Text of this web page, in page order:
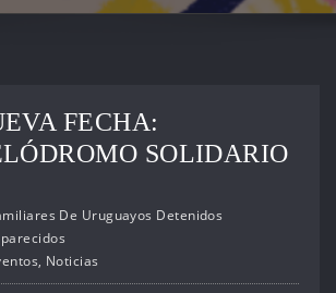
FECHA:
SOLIDARIO
De Uruguayos Detenidos
, Noticias